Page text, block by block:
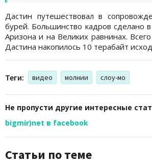
Дастин путешествовал в
бурей. Большинство кадров сделано
Аризона и на Великих равнинах.
Дастина накопилось 10 терабайт
Теги: видео молнии слоу-мо
Не пропусти другие интересные
bigmir)net в facebook
Статьи по теме